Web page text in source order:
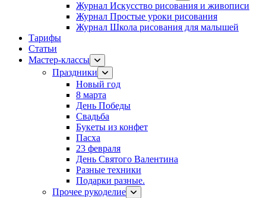
Журнал Искусство рисования и живописи
Журнал Простые уроки рисования
Журнал Школа рисования для малышей
Тарифы
Статьи
Мастер-классы
Праздники
Новый год
8 марта
День Победы
Свадьба
Букеты из конфет
Пасха
23 февраля
День Святого Валентина
Разные техники
Подарки разные.
Прочее рукоделие